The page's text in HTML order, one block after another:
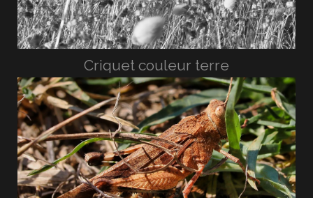
Criquet couleur terre